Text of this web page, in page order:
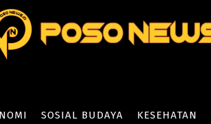
SOSIAL BUDAYA KESEHATAN